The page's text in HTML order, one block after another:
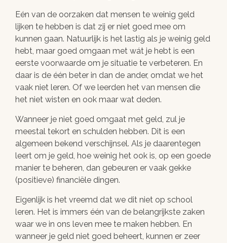
Eén van de oorzaken dat mensen te weinig geld
lijken te hebben is dat zij er niet goed mee om
kunnen gaan. Natuurlijk is het lastig als je weinig geld
hebt, maar goed omgaan met wát je hebt is een
eerste voorwaarde om je situatie te verbeteren. En
daar is de één beter in dan de ander, omdat we het
vaak niet leren. Of we leerden het van mensen die
het niet wisten en ook maar wat deden.
Wanneer je niet goed omgaat met geld, zul je
meestal tekort en schulden hebben. Dit is een
algemeen bekend verschijnsel. Als je daarentegen
leert om je geld, hoe weinig het ook is, op een goede
manier te beheren, dan gebeuren er vaak gekke
(positieve) financiële dingen.
Eigenlijk is het vreemd dat we dit niet op school
leren. Het is immers één van de belangrijkste zaken
waar we in ons leven mee te maken hebben. En
wanneer je geld niet goed beheert, kunnen er zeer